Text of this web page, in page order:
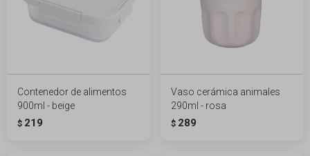
Contenedor de alimentos
900ml - beige
$ 219
Vaso cerámica animales
290ml - rosa
$ 289